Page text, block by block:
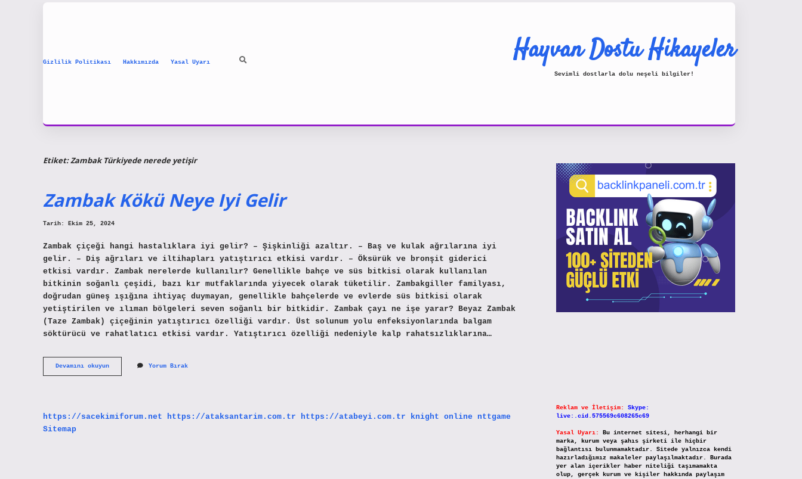
Gizlilik Politikası Hakkımızda Yasal Uyarı Hayvan Dostu Hikayeler
Sevimli dostlarla dolu neşeli bilgiler!
Etiket:Zambak Türkiyede nerede yetişir
Zambak Kökü Neye Iyi Gelir
Tarih: Ekim 25, 2024
Zambak çiçeği hangi hastalıklara iyi gelir? – Şişkinliği azaltır. – Baş ve kulak ağrılarına iyi
gelir. – Diş ağrıları ve iltihapları yatıştırıcı etkisi vardır. – Öksürük ve bronşit giderici
etkisi vardır. Zambak nerelerde kullanılır? Genellikle bahçe ve süs bitkisi olarak kullanılan
bitkinin soğanlı çeşidi, bazı kır mutfaklarında yiyecek olarak tüketilir. Zambakgiller familyası,
doğrudan güneş ışığına ihtiyaç duymayan, genellikle bahçelerde ve evlerde süs bitkisi olarak
yetiştirilen ve ılıman bölgeleri seven soğanlı bir bitkidir. Zambak çayı ne işe yarar? Beyaz Zambak
(Taze Zambak) çiçeğinin yatıştırıcı özelliği vardır. Üst solunum yolu enfeksiyonlarında balgam
söktürücü ve rahatlatıcı etkisi vardır. Yatıştırıcı özelliği nedeniyle kalp rahatsızlıklarına…
Devamını okuyunZambak
Kökü
Yorum Bırak
https://sacekimiforum.net https://ataksantarim.com.tr https://atabeyi.com.tr knight online nttgame
Sitemap
Reklam ve İletişim:
Skype:
live:.cid.575569c608265c69
Yasal Uyarı:
Bu internet sitesi, herhangi bir
marka, kurum veya şahıs şirketi ile hiçbir
bağlantısı bulunmamaktadır. Sitede yalnızca kendi
hazırladığımız makaleler paylaşılmaktadır. Burada
yer alan içerikler haber niteliği taşımamakta
olup, gerçek kurum ve kişiler hakkında paylaşım